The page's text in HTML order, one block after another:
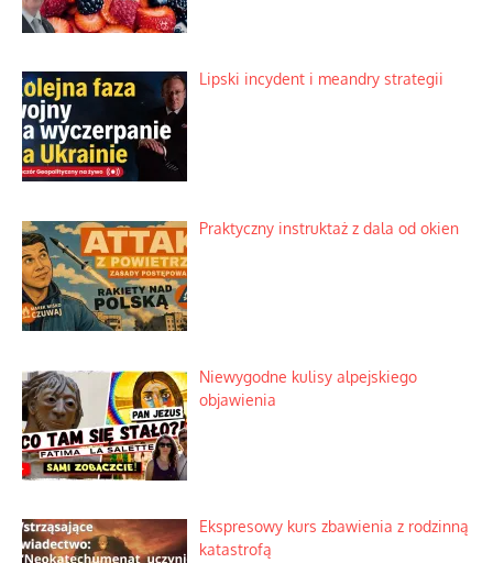
Lipski incydent i meandry strategii
Praktyczny instruktaż z dala od okien
Niewygodne kulisy alpejskiego
objawienia
Ekspresowy kurs zbawienia z rodzinną
katastrofą